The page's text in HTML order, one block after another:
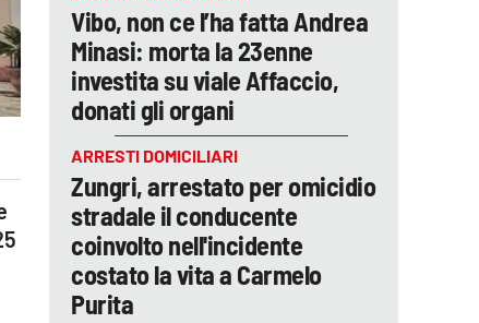
Vibo, non ce l’ha fatta Andrea
Minasi: morta la 23enne
investita su viale Affaccio,
donati gli organi
ARRESTI DOMICILIARI
Zungri, arrestato per omicidio
stradale il conducente
coinvolto nell'incidente
costato la vita a Carmelo
Purita